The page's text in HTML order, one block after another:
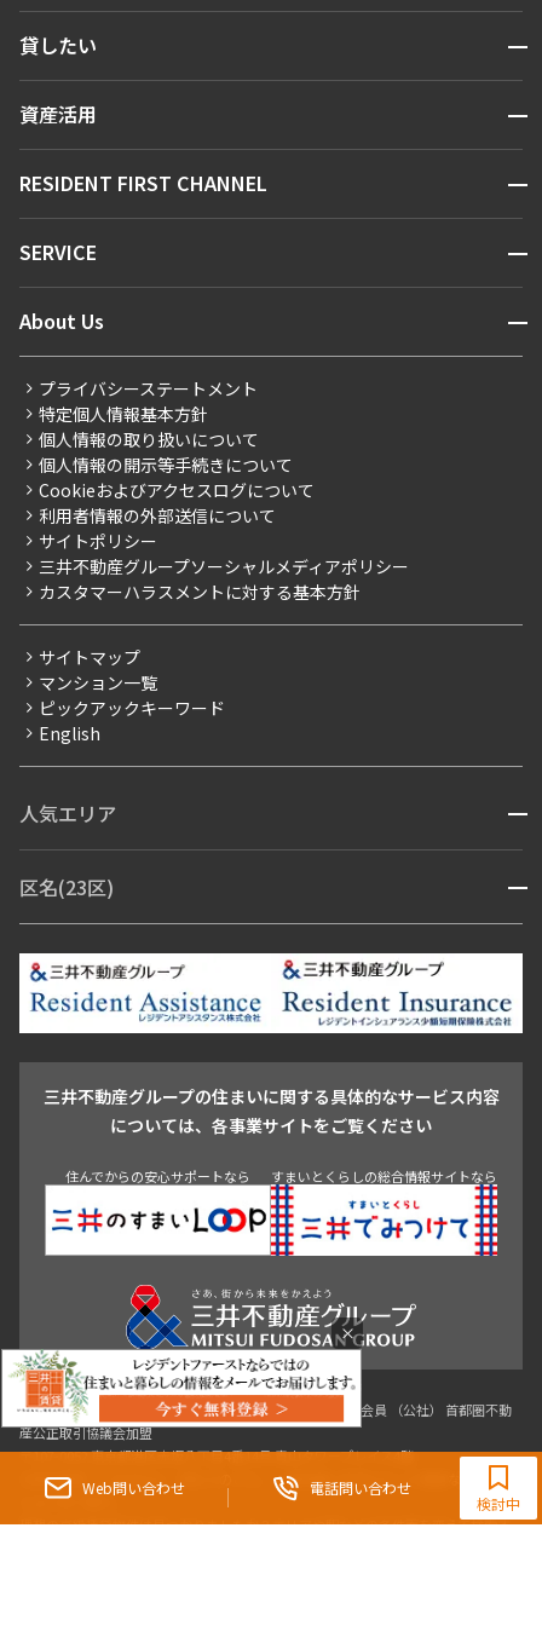
Web問い合わせ 電話問い合わせ
0120-321-364
9:30~18:00（水曜定休）
検討中
人気エリアから探す
新着情報から探す
新着募集情報
こだわりから探す
こだわり一覧
プレミアムマンション
新築
当社限定（港区・渋谷区）
当社限定（港区・渋谷区以外）
三井不動産企画
賃料改定
フリーレント
ペット可
ブランドマンション
貸したい 開閉
お問い合わせ
資産活用 開閉
お問い合わせ
RESIDENT FIRST CHANNEL 開閉
マンションレポート
住まいのコラム
SERVICE 開閉
会員ページ
ご入居・提携サービス
お部屋探しからご契約まで
よくあるご質問
社宅紹介
【仲介会社様向け】当社仲介事業部取り扱い物件入居申込
About Us 開閉
会社情報
事業案内
採用情報
ニュースリリース
お問い合わせ
プライバシーステートメント
特定個人情報基本方針
個人情報の取り扱いについて
個人情報の開示等手続きについて
Cookieおよびアクセスログについて
利用者情報の外部送信について
サイトポリシー
三井不動産グループソーシャルメディアポリシー
カスタマーハラスメントに対する基本方針
サイトマップ
マンション一覧
ピックアックキーワード
English
人気エリア 開閉
青山・表参道・原宿
日本橋・銀座
市ヶ谷・神楽坂・飯田橋
三田・芝・浜松町
芝浦・汐留・品川
月島・勝どき・豊洲
本郷・春日・小石川
新宿・代々木
目白・高田馬場・早稲田
中野・荻窪
池尻大橋・三軒茶屋
祐天寺・学芸大学・自由が丘
駒沢・用賀・二子玉川
成城・砧
池袋・板橋・王子
戸越・大井・蒲田
青山 渋谷 東京・大手町 新宿 品川
目黒・中目黒
神田・御茶ノ水・秋葉原
初台・幡ヶ谷・笹塚
区名(23区) 開閉
品川区
世田谷区 大田区 江東区 台東区 墨田区
中野区
豊島区
杉並区 板橋区 北区 練馬区 荒川区
足立区
三井不動産グループの住まいに関する具体的なサービス内容
については、各事業サイトをご覧ください
住んでからの安心サポートなら すまいとくらしの総合情報サイトなら
東京都知事（3）第96482号 （一社） 不動産流通経営協会会員 （公社） 首都圏不動
産公正取引協議会加盟
〒107-0052 東京都港区赤坂八丁目4番14号 青山タワープレイス4階
三井の賃貸「いちばんに、住む人のこと。」 東京都心を中心とした豊富な賃貸マン
ションのご紹介。
理想の高級賃貸物件は見つかりましたか？エリアや駅などの条件面を変えて検索す
×